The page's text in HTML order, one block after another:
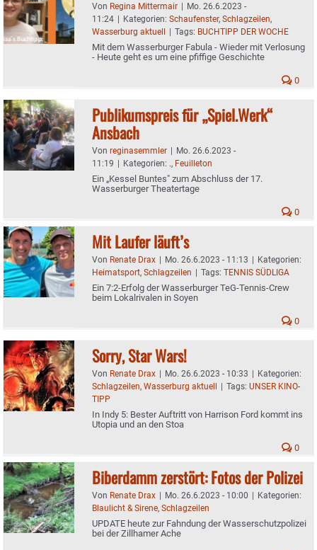
Von Regina Mittermair | Mo. 26.6.2023 -
11:24 | Kategorien: Schaufenster, Schlagzeilen,
Wasserburg aktuell | Tags: BUCHTIPP DER WOCHE
Mit dem Wasserburger Fabula - Wieder mit Verlosung
- Heute geht es um eine pfiffige Geschichte
0
Publikumspreis für „Spiel.Werk“
Ansbach
Von reginasemmler | Mo. 26.6.2023 -
11:19 | Kategorien: ., Feuilleton
Ein „Kessel Buntes" zum Abschluss der 17.
Wasserburger Theatertage
0
Mit Laufer läuft’s
Von Renate Drax | Mo. 26.6.2023 - 11:13 | Kategorien:
Heimatsport, Schlagzeilen | Tags: TENNIS SÜDLIGA
Ein 7:2-Erfolg der Wasserburger TeG-Tennis-Crew
beim Lokalrivalen in Soyen
0
Sorry, Star Wars!
Von Renate Drax | Mo. 26.6.2023 - 10:33 | Kategorien:
Schlagzeilen, Wasserburg aktuell | Tags: UNSER KINO-
TIPP
In Indy 5: Bester Auftritt von Harrison Ford kommt ins
Utopia und an den Stoa
0
Biberdamm zerstört: Fotos der Polizei
Von Renate Drax | Mo. 26.6.2023 - 10:00 | Kategorien:
Blaulicht & Sirene, Schlagzeilen
UPDATE heute zur Fahndung der Wasserschutzpolizei
bei der Zillhamer Ache